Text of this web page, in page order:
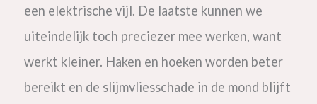
een elektrische vijl. De laatste kunnen we
uiteindelijk toch preciezer mee werken, want
werkt kleiner. Haken en hoeken worden beter
bereikt en de slijmvliesschade in de mond blijft